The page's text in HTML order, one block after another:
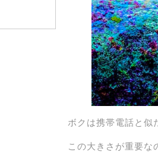
ボクは携帯電話と似
この大きさが重要な